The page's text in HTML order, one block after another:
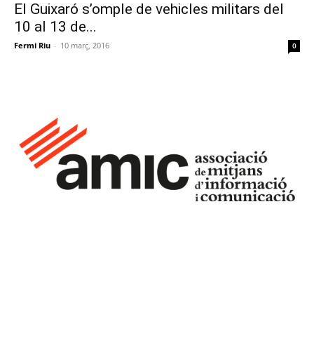
El Guixaró s’omple de vehicles militars del
10 al 13 de...
Fermi Riu - 10 març, 2016 0